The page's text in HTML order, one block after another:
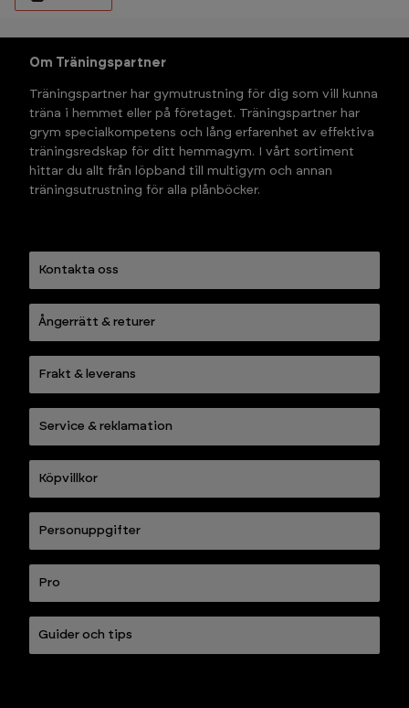
Om Träningspartner
Träningspartner har gymutrustning för dig som vill kunna
träna i hemmet eller på företaget. Träningspartner har
grym specialkompetens och lång erfarenhet av effektiva
träningsredskap för ditt hemmagym. I vårt sortiment
hittar du allt från löpband till multigym och annan
träningsutrustning för alla plånböcker.
Kontakta oss
Ångerrätt & returer
Frakt & leverans
Service & reklamation
Köpvillkor
Personuppgifter
Pro
Guider och tips